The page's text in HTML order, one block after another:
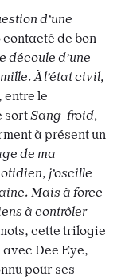
d’une
contacté de bon
découle d’une
À l’état civil,
entre le
sortSang-froid,
à présent un
de ma
j’oscille
Mais à force
à contrôler
cette trilogie
Dee Eye,
pour ses